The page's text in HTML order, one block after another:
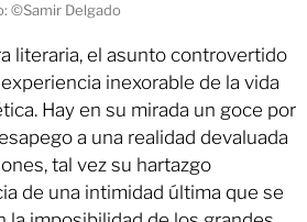
©Samir Delgado
literaria, el asunto controvertido
inexorable de la vida
Hay en su mirada un goce por
a una realidad devaluada
tal vez su hartazgo
de una intimidad última que se